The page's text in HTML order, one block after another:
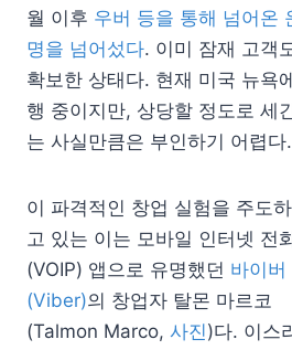
월 이후 우버 등을 통해 넘어온
명을 넘어섰다. 이미 잠재 고객
확보한 상태다. 현재 미국 뉴욕
행 중이지만, 상당할 정도로 세
는 사실만큼은 부인하기 어렵다.
이 파격적인 창업 실험을 주도하
고 있는 이는 모바일 인터넷 전
(VOIP) 앱으로 유명했던 바이버
(Viber)의 창업자 탈몬 마르코
(Talmon Marco, 사진)다. 이스